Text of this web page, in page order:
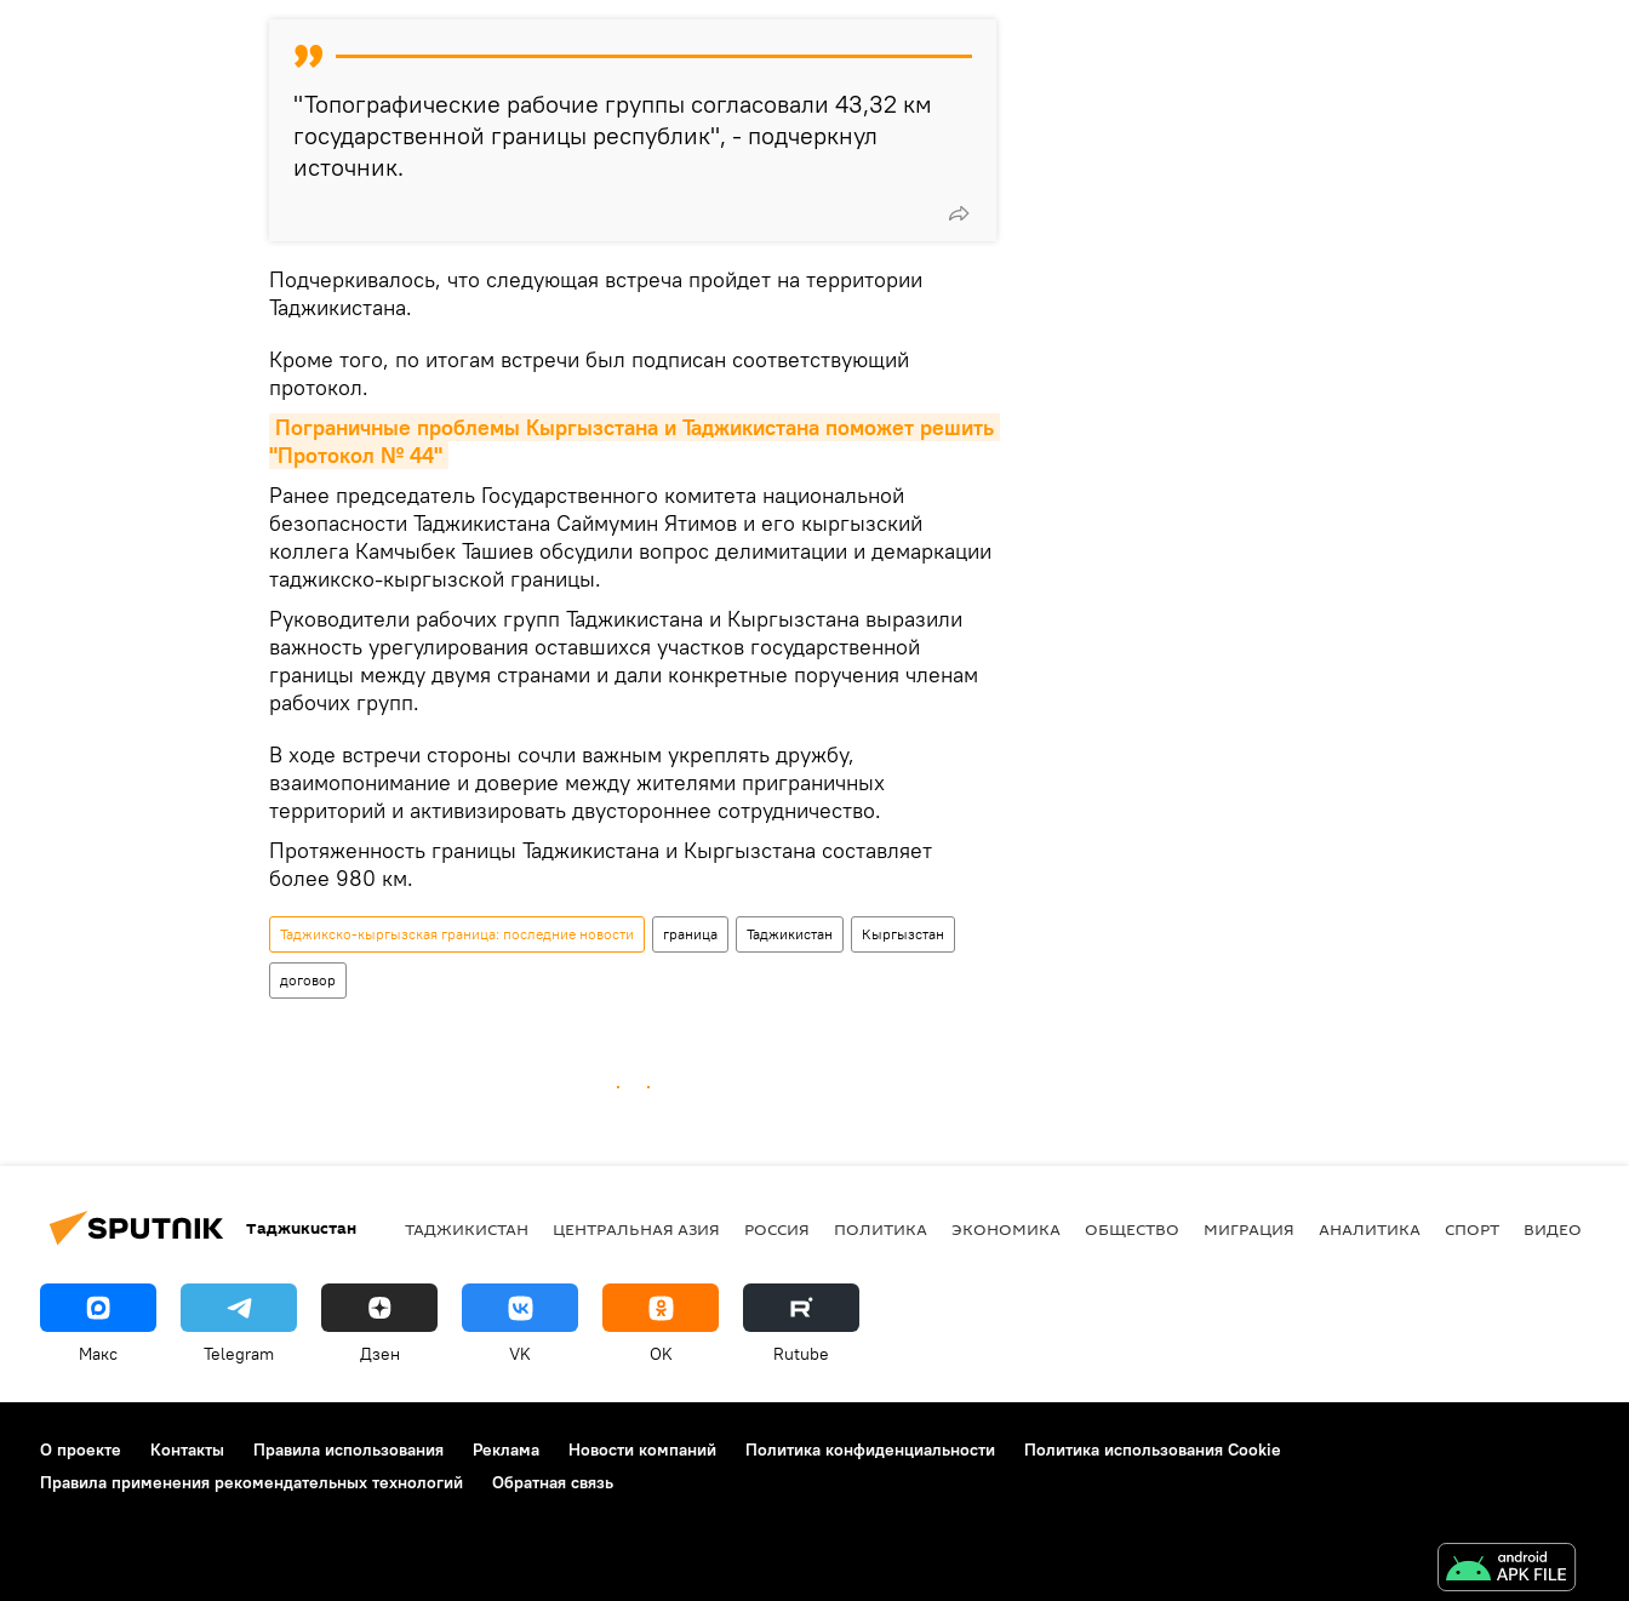
"Топографические рабочие группы согласовали 43,32 км
государственной границы республик", - подчеркнул
источник.
Подчеркивалось, что следующая встреча пройдет на территории
Таджикистана.
Кроме того, по итогам встречи был подписан соответствующий
протокол.
Пограничные проблемы Кыргызстана и Таджикистана поможет решить
"Протокол № 44"
Ранее председатель Государственного комитета национальной
безопасности Таджикистана Саймумин Ятимов и его кыргызский
коллега Камчыбек Ташиев обсудили вопрос делимитации и демаркации
таджикско-кыргызской границы.
Руководители рабочих групп Таджикистана и Кыргызстана выразили
важность урегулирования оставшихся участков государственной
границы между двумя странами и дали конкретные поручения членам
рабочих групп.
В ходе встречи стороны сочли важным укреплять дружбу,
взаимопонимание и доверие между жителями приграничных
территорий и активизировать двустороннее сотрудничество.
Протяженность границы Таджикистана и Кыргызстана составляет
более 980 км.
Таджикско-кыргызская граница: последние новости граница Таджикистан Кыргызстан
договор
Таджикистан ТАДЖИКИСТАН ЦЕНТРАЛЬНАЯ АЗИЯ РОССИЯ ПОЛИТИКА ЭКОНОМИКА ОБЩЕСТВО МИГРАЦИЯ АНАЛИТИКА СПОРТ ВИДЕО
Макс Telegram Дзен VK OK Rutube
О проекте Контакты Правила использования Реклама Новости компаний Политика конфиденциальности
Политика использования Cookie
Правила применения рекомендательных технологий
Обратная связь